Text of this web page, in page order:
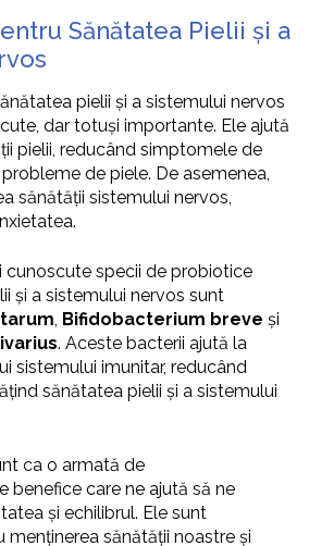
Sănătatea Pielii și a
pielii și a sistemului nervos
dar totuși importante. Ele ajută
pielii, reducând simptomele de
de piele. De asemenea,
sănătății sistemului nervos,
cunoscute specii de probiotice
și a sistemului nervos sunt
, Bifidobacterium breve și
. Aceste bacterii ajută la
sistemului imunitar, reducând
sănătatea pielii și a sistemului
ca o armată de
benefice care ne ajută să ne
și echilibrul. Ele sunt
menținerea sănătății noastre și